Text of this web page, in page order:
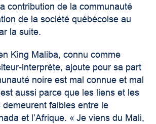
contribution de la communauté
de la société québécoise au
la suite.
King Maliba, connu comme
interprète, ajoute pour sa part
noire est mal connue et mal
aussi parce que les liens et les
demeurent faibles entre le
et l’Afrique. « Je viens du Mali,